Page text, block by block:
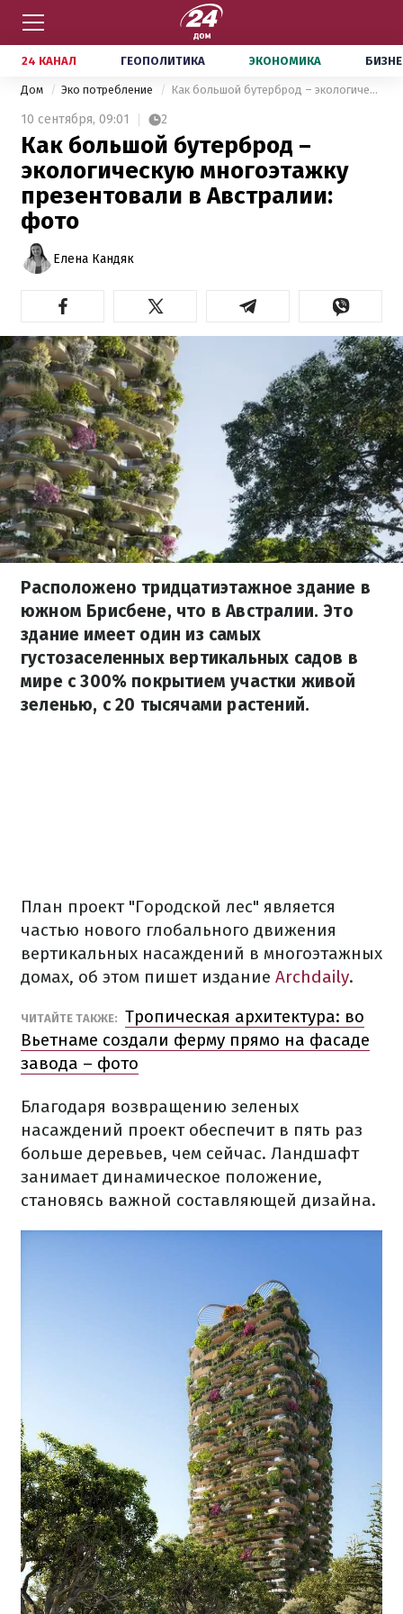
24 КАНАЛ ГЕОПОЛИТИКА ЭКОНОМИКА
Дом Эко потребление Как большой бутерброд – экологическую многоэтажку презентовали в Австралии: фото
10 сентября, 09:01 2
Как большой бутерброд –
экологическую многоэтажку
презентовали в Австралии:
фото
Елена Кандяк
Расположено тридцатиэтажное здание в
южном Брисбене, что в Австралии. Это
здание имеет один из самых
густозаселенных вертикальных садов в
мире с 300% покрытием участки живой
зеленью, с 20 тысячами растений.
План проект "Городской лес" является
частью нового глобального движения
вертикальных насаждений в многоэтажных
домах, об этом пишет издание Archdaily.
ЧИТАЙТЕ ТАКЖЕ: Тропическая архитектура: во
Вьетнаме создали ферму прямо на фасаде
завода – фото
Благодаря возвращению зеленых
насаждений проект обеспечит в пять раз
больше деревьев, чем сейчас. Ландшафт
занимает динамическое положение,
становясь важной составляющей дизайна.